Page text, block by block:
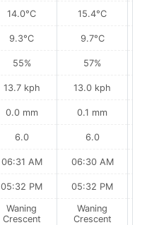
14.0°C
9.3°C
55%
13.7 kph
0.0 mm
6.0
06:31 AM
05:32 PM
Waning
Crescent
15.4°C
9.7°C
57%
13.0 kph
0.1 mm
6.0
06:30 AM
05:32 PM
Waning
Crescent